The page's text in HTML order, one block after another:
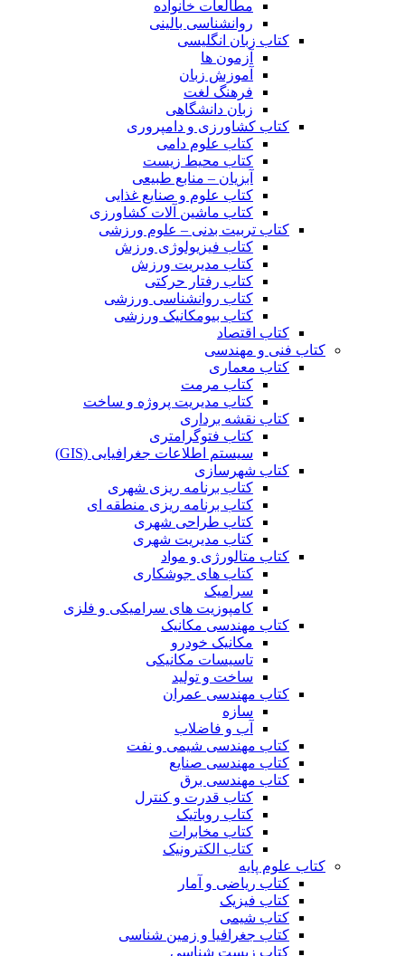
مطالعات خانواده
روانشناسی بالینی
کتاب زبان انگلیسی
آزمون ها
آموزش زبان
فرهنگ لغت
زبان دانشگاهی
کتاب کشاورزی و دامپروری
کتاب علوم دامی
کتاب محیط زیست
آبزیان – منابع طبیعی
کتاب علوم و صنایع غذایی
کتاب ماشین آلات کشاورزی
کتاب تربیت بدنی – علوم ورزشی
کتاب فیزیولوژی ورزش
کتاب مدیریت ورزش
کتاب رفتار حرکتی
کتاب روانشناسی ورزشی
کتاب بیومکانیک ورزشی
کتاب اقتصاد
کتاب فنی و مهندسی
کتاب معماری
کتاب مرمت
کتاب مدیریت پروژه و ساخت
کتاب نقشه برداری
کتاب فتوگرامتری
سیستم اطلاعات جغرافیایی (GIS)
کتاب شهرسازی
کتاب برنامه ریزی شهری
کتاب برنامه ریزی منطقه ای
کتاب طراحی شهری
کتاب مدیریت شهری
کتاب متالورژی و مواد
کتاب های جوشکاری
سرامیک
کامپوزیت های سرامیکی و فلزی
کتاب مهندسی مکانیک
مکانیک خودرو
تاسیسات مکانیکی
ساخت و تولید
کتاب مهندسی عمران
سازه
آب و فاضلاب
کتاب مهندسی شیمی و نفت
کتاب مهندسی صنایع
کتاب مهندسی برق
کتاب قدرت و کنترل
کتاب روباتیک
کتاب مخابرات
کتاب الکترونیک
کتاب علوم پایه
کتاب ریاضی و آمار
کتاب فیزیک
کتاب شیمی
کتاب جغرافیا و زمین شناسی
کتاب زیست شناسی